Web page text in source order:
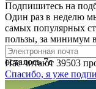
Подпишитесь на
Один раз в неделю
самых популярных
пользы, за минимум
Нас читают 39503
Спасибо, я уже
осталось7с